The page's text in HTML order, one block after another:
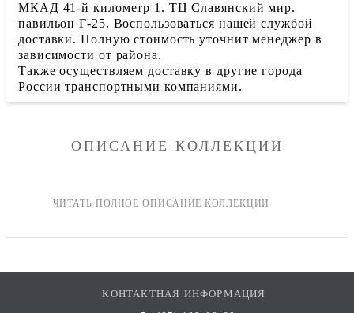
МКАД 41-й километр 1. ТЦ Славянский мир.
павильон Г-25. Воспользоваться нашей службой
доставки. Полную стоимость уточнит менеджер в
зависимости от района.
Также осуществляем доставку в другие города
России транспортными компаниями.
ОПИСАНИЕ КОЛЛЕКЦИИ
КОНТАКТНАЯ ИНФОРМАЦИЯ